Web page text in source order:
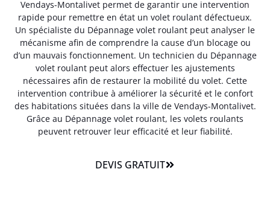
Vendays-Montalivet permet de garantir une intervention
rapide pour remettre en état un volet roulant défectueux.
Un spécialiste du Dépannage volet roulant peut analyser le
mécanisme afin de comprendre la cause d’un blocage ou
d’un mauvais fonctionnement. Un technicien du Dépannage
volet roulant peut alors effectuer les ajustements
nécessaires afin de restaurer la mobilité du volet. Cette
intervention contribue à améliorer la sécurité et le confort
des habitations situées dans la ville de Vendays-Montalivet.
Grâce au Dépannage volet roulant, les volets roulants
peuvent retrouver leur efficacité et leur fiabilité.
DEVIS GRATUIT